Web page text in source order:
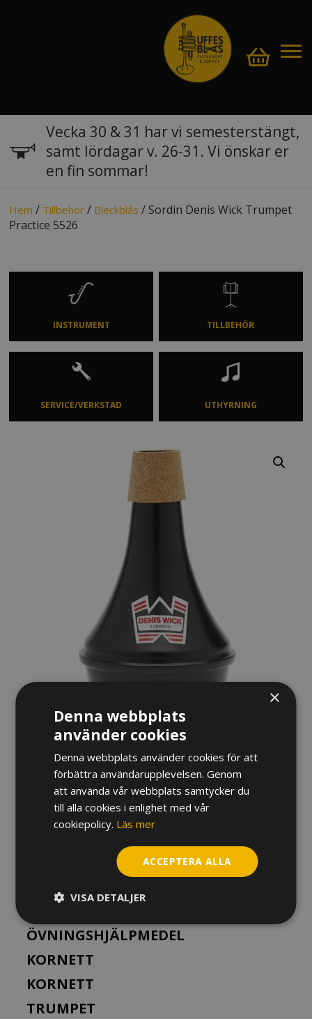
Vecka 30 & 31 har vi semesterstängt,
samt lördagar v. 26-31. Vi önskar er
en fin sommar!
Hem / Tillbehör / Bleckblås / Sordin Denis Wick Trumpet
Practice 5526
INSTRUMENT TILLBEHÖR
SERVICE/VERKSTAD UTHYRNING
SORDIN DENIS WICK TRUMPET
PRACTICE 5526
kr
VARUMÄRKE
ÖVNINGSHJÄLPMEDEL
KORNETT
KORNETT
TRUMPET
×
Denna webbplats
använder cookies
Denna webbplats använder cookies för att
förbättra användarupplevelsen. Genom
att använda vår webbplats samtycker du
till alla cookies i enlighet med vår
cookiepolicy. Läs mer
ACCEPTERA ALLA
VISA DETALJER